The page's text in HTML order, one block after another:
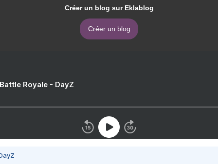
Créer un blog sur Eklablog
Créer un blog
Royale - DayZ